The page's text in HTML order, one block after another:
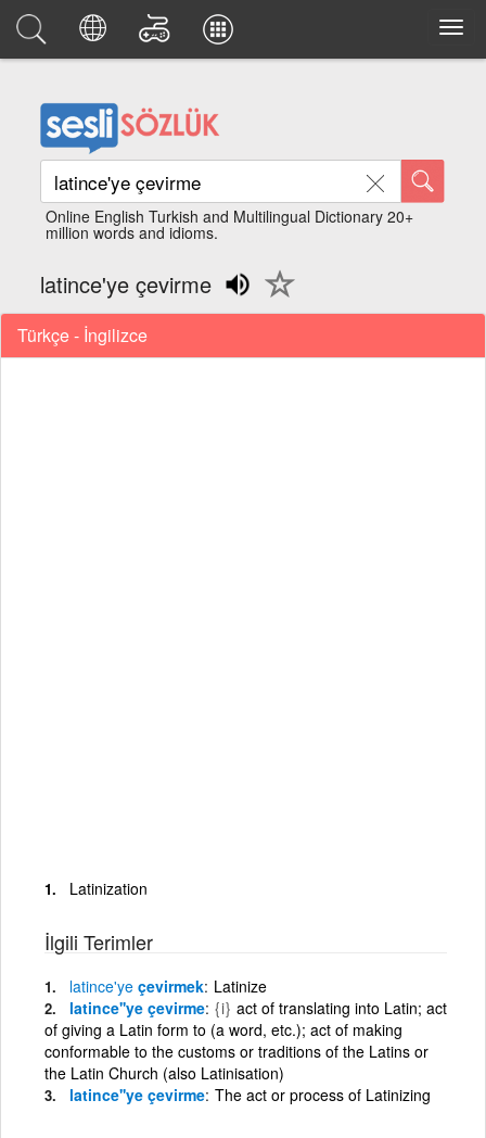
Online English Turkish and Multilingual Dictionary 20+
million words and idioms.
latince'ye çevirme
Türkçe - İngilizce
Latinization
İlgili Terimler
latince'ye çevirmek Latinize
latince''ye çevirme {i} act of translating into Latin; act
of giving a Latin form to (a word, etc.); act of making
conformable to the customs or traditions of the Latins or
the Latin Church (also Latinisation)
latince''ye çevirme The act or process of Latinizing